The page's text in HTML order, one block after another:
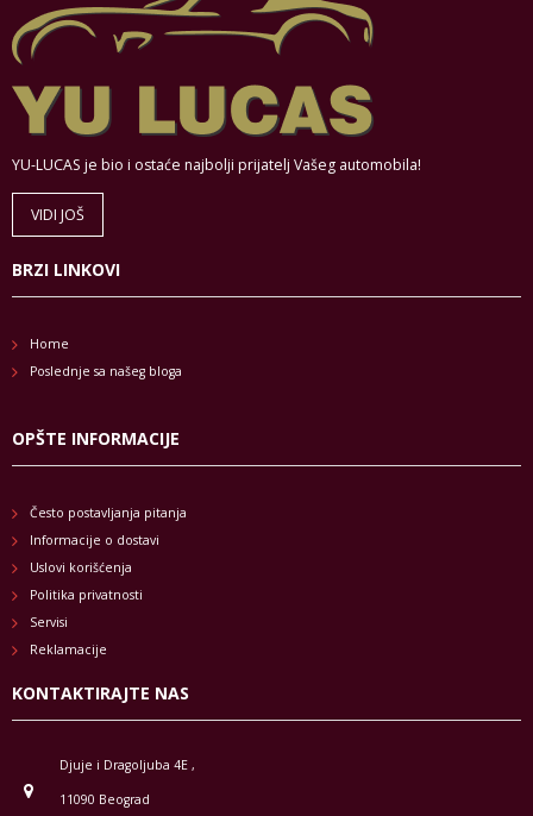
YU-LUCAS je bio i ostaće najbolji prijatelj Vašeg automobila!
VIDI JOŠ
BRZI LINKOVI
Home
Poslednje sa našeg bloga
OPŠTE INFORMACIJE
Često postavljanja pitanja
Informacije o dostavi
Uslovi korišćenja
Politika privatnosti
Servisi
Reklamacije
KONTAKTIRAJTE NAS
Djuje i Dragoljuba 4E ,
11090 Beograd